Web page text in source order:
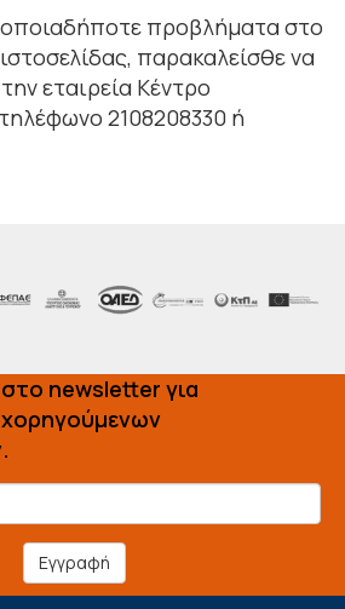
προβλήµατα στο
παρακαλείσθε να
εταιρεία Κέντρο
2108208330 ή
newsletter για
Εγγραφή